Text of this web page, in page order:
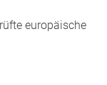
europäische